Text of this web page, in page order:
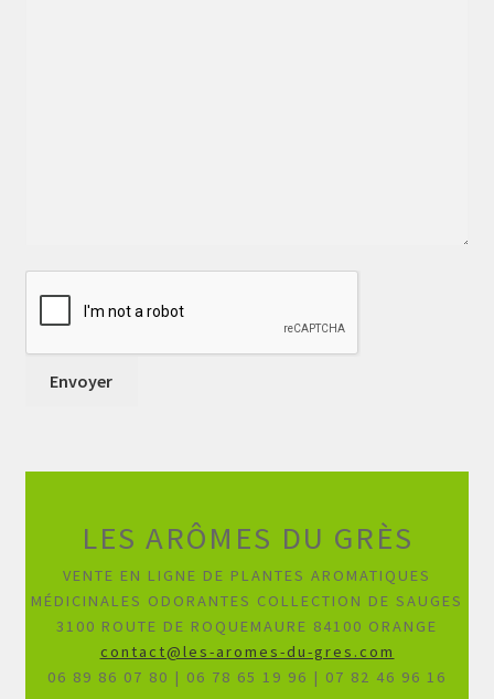
LES ARÔMES DU GRÈS
VENTE EN LIGNE DE PLANTES AROMATIQUES
MÉDICINALES ODORANTES COLLECTION DE SAUGES
3100 ROUTE DE ROQUEMAURE 84100 ORANGE
contact@les-aromes-du-gres.com
06 89 86 07 80 | 06 78 65 19 96 | 07 82 46 96 16